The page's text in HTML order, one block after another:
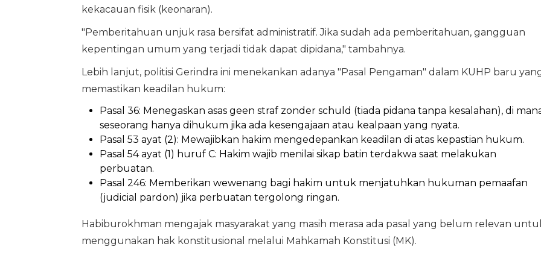
kekacauan fisik (keonaran).
"Pemberitahuan unjuk rasa bersifat administratif. Jika sudah ada pemberitahuan, gangguan
kepentingan umum yang terjadi tidak dapat dipidana," tambahnya.
Lebih lanjut, politisi Gerindra ini menekankan adanya "Pasal Pengaman" dalam KUHP baru
memastikan keadilan hukum:
Pasal 36: Menegaskan asas geen straf zonder schuld (tiada pidana tanpa kesalahan), di
seseorang hanya dihukum jika ada kesengajaan atau kealpaan yang nyata.
Pasal 53 ayat (2): Mewajibkan hakim mengedepankan keadilan di atas kepastian hukum.
Pasal 54 ayat (1) huruf C: Hakim wajib menilai sikap batin terdakwa saat melakukan
perbuatan.
Pasal 246: Memberikan wewenang bagi hakim untuk menjatuhkan hukuman pemaafan
(judicial pardon) jika perbuatan tergolong ringan.
Habiburokhman mengajak masyarakat yang masih merasa ada pasal yang belum relevan
menggunakan hak konstitusional melalui Mahkamah Konstitusi (MK).